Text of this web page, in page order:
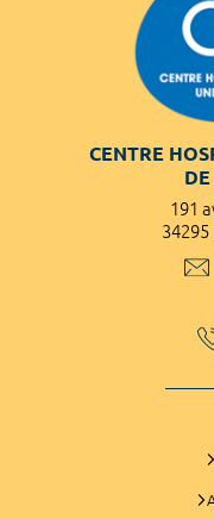
CENTRE
191